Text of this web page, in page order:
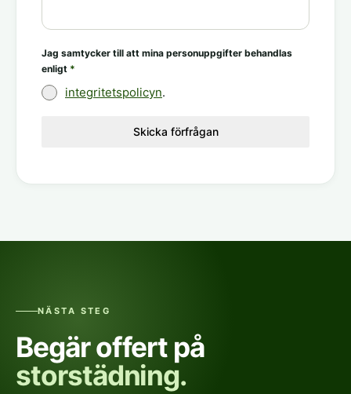
Jag samtycker till att mina personuppgifter behandlas
enligt *
integritetspolicyn.
Skicka förfrågan
NÄSTA STEG
Begär offert på
storstädning.